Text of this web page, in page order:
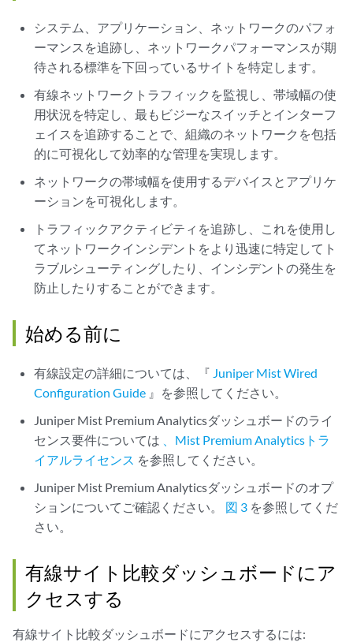
システム、アプリケーション、ネットワークのパフォ
ーマンスを追跡し、ネットワークパフォーマンスが期
待される標準を下回っているサイトを特定します。
有線ネットワークトラフィックを監視し、帯域幅の使
用状況を特定し、最もビジーなスイッチとインターフ
ェイスを追跡することで、組織のネットワークを包括
的に可視化して効率的な管理を実現します。
ネットワークの帯域幅を使用するデバイスとアプリケ
ーションを可視化します。
トラフィックアクティビティを追跡し、これを使用し
てネットワークインシデントをより迅速に特定してト
ラブルシューティングしたり、インシデントの発生を
防止したりすることができます。
始める前に
有線設定の詳細については、『 Juniper Mist Wired
Configuration Guide 』を参照してください。
Juniper Mist Premium Analyticsダッシュボードのライ
センス要件については
、Mist Premium Analyticsトラ
イアルライセンス を参照してください。
Juniper Mist Premium Analyticsダッシュボードのオプ
ションについてご確認ください。 図 3 を参照してくだ
さい。
有線サイト比較ダッシュボードにア
クセスする
有線サイト比較ダッシュボードにアクセスするには: